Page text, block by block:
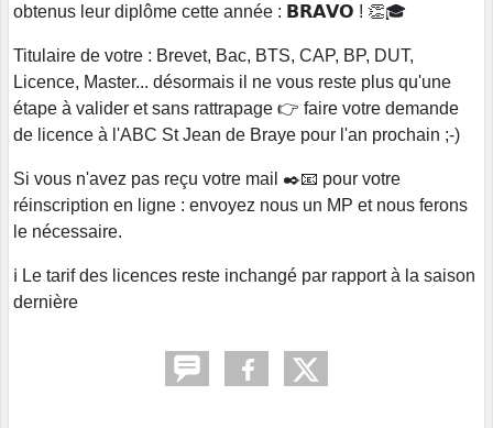
obtenus leur diplôme cette année : 𝗕𝗥𝗔𝗩𝗢 ! 👏🎓
Titulaire de votre : Brevet, Bac, BTS, CAP, BP, DUT,
Licence, Master... désormais il ne vous reste plus qu'une
étape à valider et sans rattrapage 👉 faire votre demande
de licence à l'ABC St Jean de Braye pour l'an prochain ;-)
Si vous n'avez pas reçu votre mail ✒️📧 pour votre
réinscription en ligne : envoyez nous un MP et nous ferons
le nécessaire.
ℹ️ Le tarif des licences reste inchangé par rapport à la saison
dernière